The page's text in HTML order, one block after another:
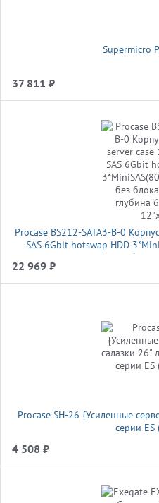
Supermicro
37 811 ₽
Procase BS212-SATA3-B-0
SAS 6Gbit hotswap HDD
питания,
22 969 ₽
Procase SH-26 {Усиленные
серии ES
4 508 ₽